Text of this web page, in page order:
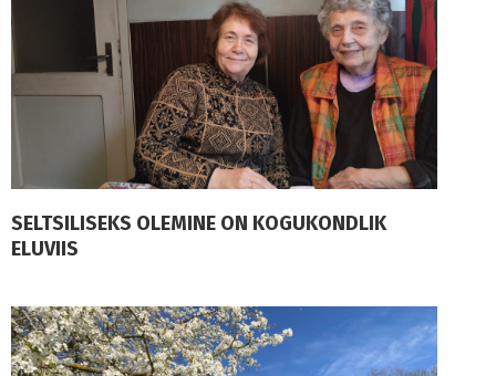
SELTSILISEKS OLEMINE ON KOGUKONDLIK
ELUVIIS